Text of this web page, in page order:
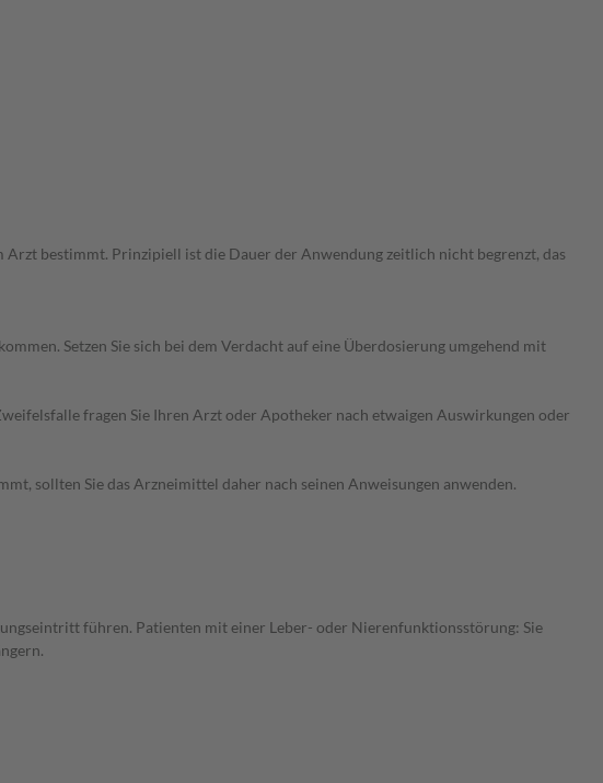
bestimmt. Prinzipiell ist die Dauer der Anwendung zeitlich nicht begrenzt, das
Setzen Sie sich bei dem Verdacht auf eine Überdosierung umgehend mit
fragen Sie Ihren Arzt oder Apotheker nach etwaigen Auswirkungen oder
sollten Sie das Arzneimittel daher nach seinen Anweisungen anwenden.
führen. Patienten mit einer Leber- oder Nierenfunktionsstörung: Sie